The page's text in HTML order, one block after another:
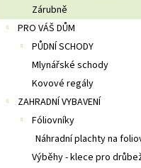
Zárubně
PRO VÁŠ DŮM
PŮDNÍ SCHODY
Mlynářské schody
Kovové regály
ZAHRADNÍ VYBAVENÍ
Fóliovníky
Náhradní plachty na
Výběhy - klece pro